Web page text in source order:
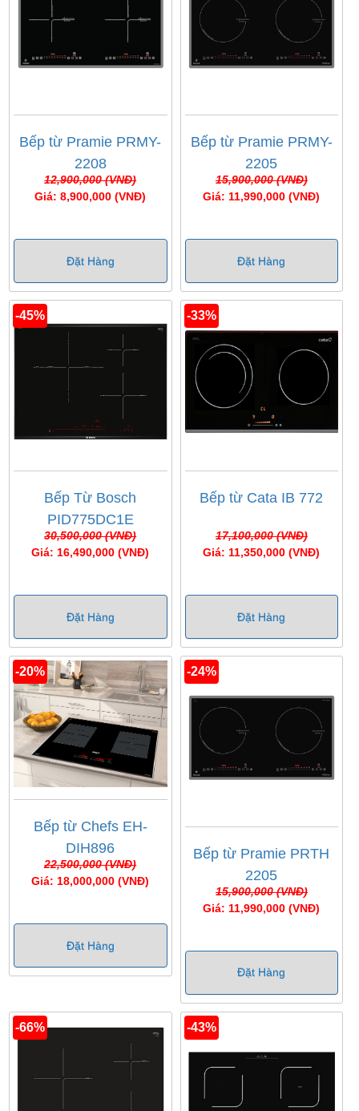
Bếp từ Pramie PRMY-
2208
12,900,000 (VNĐ)
Giá: 8,900,000 (VNĐ)
Đặt Hàng
Bếp từ Pramie PRMY-
2205
15,900,000 (VNĐ)
Giá: 11,990,000 (VNĐ)
Đặt Hàng
-45%
Bếp Từ Bosch
PID775DC1E
30,500,000 (VNĐ)
Giá: 16,490,000 (VNĐ)
Đặt Hàng
-33%
Bếp từ Cata IB 772
17,100,000 (VNĐ)
Giá: 11,350,000 (VNĐ)
Đặt Hàng
-20%
Bếp từ Chefs EH-
DIH896
22,500,000 (VNĐ)
Giá: 18,000,000 (VNĐ)
Đặt Hàng
-24%
Bếp từ Pramie PRTH
2205
15,900,000 (VNĐ)
Giá: 11,990,000 (VNĐ)
Đặt Hàng
-66% -43%